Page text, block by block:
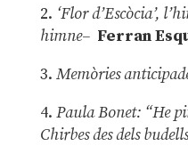
2. ‘Flor d’Escòcia’,
himne– Ferran
3. Memòries
4. Paula Bonet: “He
Chirbes des dels